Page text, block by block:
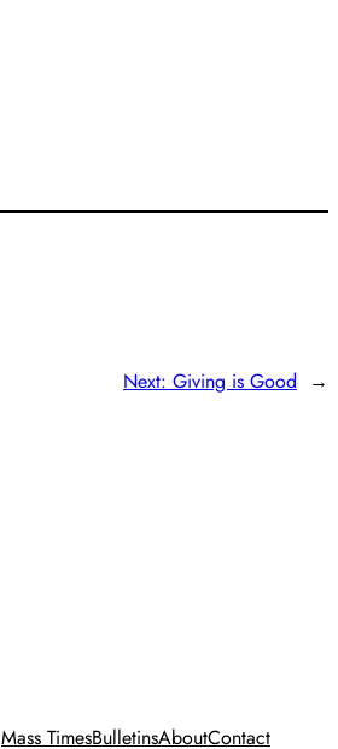
Next: Giving is Good →
Mass TimesBulletinsAboutContact